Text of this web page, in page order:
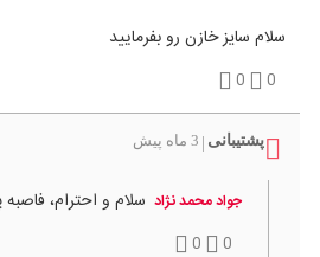
سلام سایز خازن رو بفرمایید
0
0
پشتیبانی 3 ماه پیش
جواد محمد نژاد سلام و احترام، فاصبه
0
0